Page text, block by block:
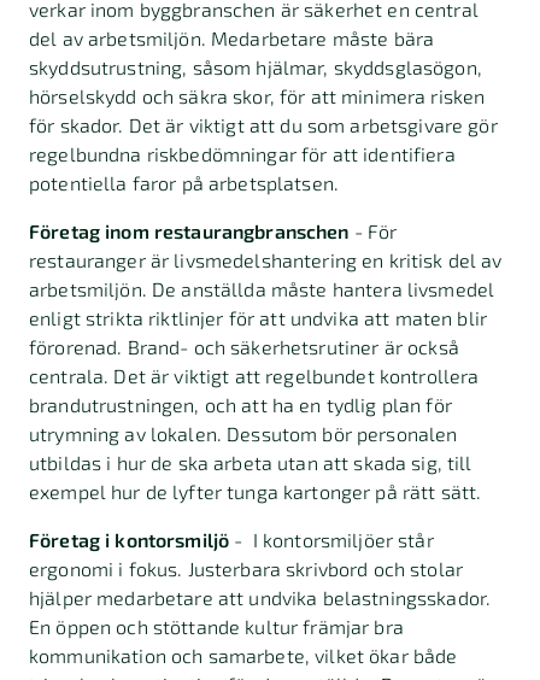
verkar inom byggbranschen är säkerhet en central
del av arbetsmiljön. Medarbetare måste bära
skyddsutrustning, såsom hjälmar, skyddsglasögon,
hörselskydd och säkra skor, för att minimera risken
för skador. Det är viktigt att du som arbetsgivare gör
regelbundna riskbedömningar för att identifiera
potentiella faror på arbetsplatsen.
Företag inom restaurangbranschen - För
restauranger är livsmedelshantering en kritisk del av
arbetsmiljön. De anställda måste hantera livsmedel
enligt strikta riktlinjer för att undvika att maten blir
förorenad. Brand- och säkerhetsrutiner är också
centrala. Det är viktigt att regelbundet kontrollera
brandutrustningen, och att ha en tydlig plan för
utrymning av lokalen. Dessutom bör personalen
utbildas i hur de ska arbeta utan att skada sig, till
exempel hur de lyfter tunga kartonger på rätt sätt.
Företag i kontorsmiljö - I kontorsmiljöer står
ergonomi i fokus. Justerbara skrivbord och stolar
hjälper medarbetare att undvika belastningsskador.
En öppen och stöttande kultur främjar bra
kommunikation och samarbete, vilket ökar både